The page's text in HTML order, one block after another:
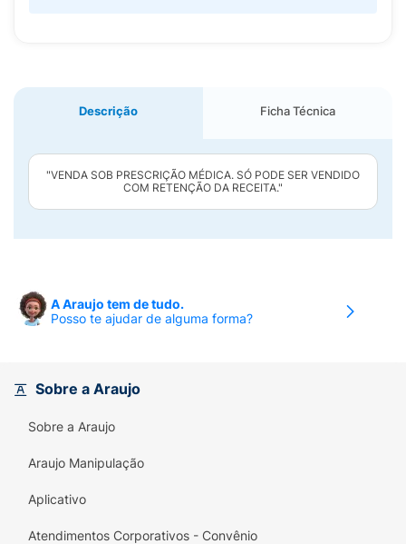
Descrição Ficha Técnica
"VENDA SOB PRESCRIÇÃO MÉDICA. SÓ PODE SER VENDIDO
COM RETENÇÃO DA RECEITA."
A Araujo tem de tudo.
Posso te ajudar de alguma forma?
Sobre a Araujo
Sobre a Araujo
Araujo Manipulação
Aplicativo
Atendimentos Corporativos - Convênio